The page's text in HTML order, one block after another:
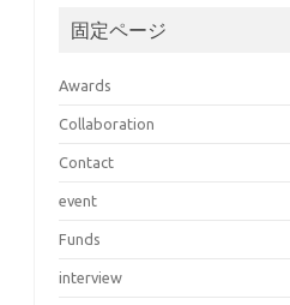
固定ページ
Awards
Collaboration
Contact
event
Funds
interview